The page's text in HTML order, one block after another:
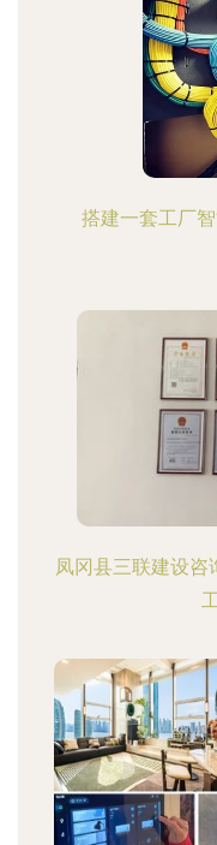
搭建一套工厂
凤冈县三联建设